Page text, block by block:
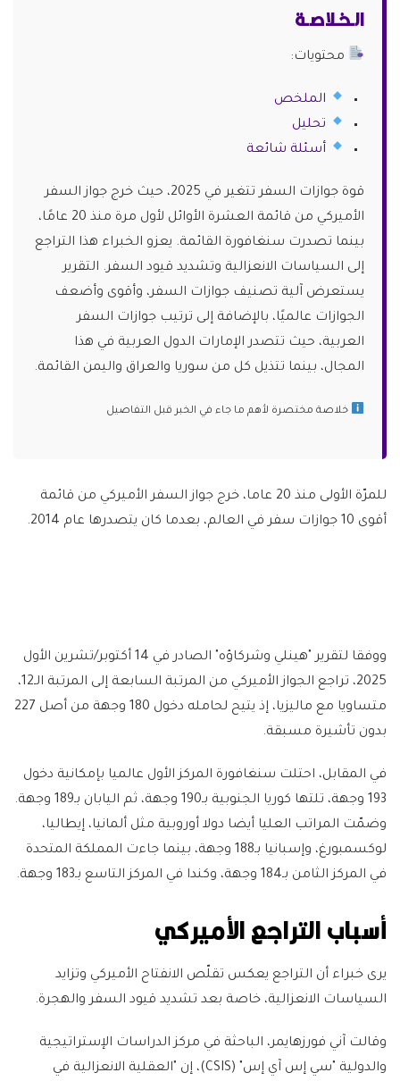
الـخـلاصـة
محتويات:
الملخص
تحليل
أسئلة شائعة
قوة جوازات السفر تتغير في 2025، حيث خرج جواز السفر
الأميركي من قائمة العشرة الأوائل لأول مرة منذ 20 عامًا،
بينما تصدرت سنغافورة القائمة. يعزو الخبراء هذا التراجع
إلى السياسات الانعزالية وتشديد قيود السفر. التقرير
يستعرض آلية تصنيف جوازات السفر، وأقوى وأضعف
الجوازات عالميًا، بالإضافة إلى ترتيب جوازات السفر
العربية، حيث تتصدر الإمارات الدول العربية في هذا
المجال، بينما تتذيل كل من سوريا والعراق واليمن القائمة.
خلاصة مختصرة لأهم ما جاء في الخبر قبل التفاصيل
للمرّة الأولى منذ 20 عاما، خرج جواز السفر الأميركي من قائمة
أقوى 10 جوازات سفر في العالم، بعدما كان يتصدرها عام 2014.
ووفقا لتقرير "هينلي وشركاؤه" الصادر في 14 أكتوبر/تشرين الأول
2025، تراجع الجواز الأميركي من المرتبة السابعة إلى المرتبة الـ12،
متساويا مع ماليزيا، إذ يتيح لحامله دخول 180 وجهة من أصل 227
بدون تأشيرة مسبقة.
في المقابل، احتلت سنغافورة المركز الأول عالميا بإمكانية دخول
193 وجهة، تلتها كوريا الجنوبية بـ190 وجهة، ثم اليابان بـ189 وجهة.
وضمّت المراتب العليا أيضا دولا أوروبية مثل ألمانيا، إيطاليا،
لوكسمبورغ، وإسبانيا بـ188 وجهة، بينما جاءت المملكة المتحدة
في المركز الثامن بـ184 وجهة، وكندا في المركز التاسع بـ183 وجهة.
أسباب التراجع الأميركي
يرى خبراء أن التراجع يعكس تقلّص الانفتاح الأميركي وتزايد
السياسات الانعزالية، خاصة بعد تشديد قيود السفر والهجرة.
وقالت آني فورزهايمر، الباحثة في مركز الدراسات الإستراتيجية
والدولية "سي إس آي إس" (CSIS)، إن "العقلية الانعزالية في